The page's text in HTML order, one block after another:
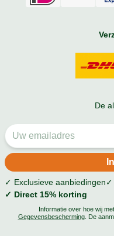
De
✓ Exclusieve aanbiedingen✓
✓ Direct 15% korting
Informatie over hoe wij
Gegevensbescherming. De